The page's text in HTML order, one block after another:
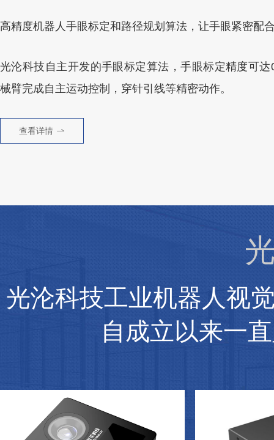
高精度机器人手眼标定和路径规划算法，让手眼紧密配
光沦科技自主开发的手眼标定算法，手眼标定精度可
械臂完成自主运动控制，穿针引线等精密动作。
查看详情
光沦科技工业机器人视
自成立以来一